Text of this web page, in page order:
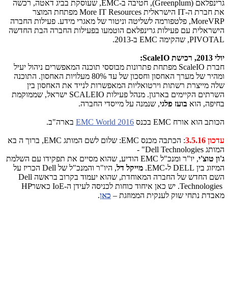
גרינפלאם (Greenplum), חטיבה ב-EMC, שעוסקת בביג דאטה, רכשה
את חברת ה-IT הישראלית More IT Resources מפתחת המוצר
MoreVRP, פלטפורמה לשליטה וניטור של מאגרי מידע. פעילות החברה
הישראלית עם פעילות גרינפלאם הוטמעו בפעילות החברה הבת החדשה
PIVOTAL, שהקימה EMC ב-2013.
יולי 2013, רכישת ScaleIO
:
חברת ScaleIO מפתחת פתרונות מבוססי תוכנה המאפשרים ניהול יעיל
ומהיר של מערך האחסון וחסכון של עד 80% מעלויות האחסון. התוכנה
שלה מייצרת רשתות וירטואליות המאפשרות לנייד את האחסון בין
השרתים הקיימים בארגון. מנהל פעילות SCALEIO ישראל, שממוקמת
בחיפה, הוא בועז פלגי, שנמנה על מייסדי החברה.
הכותב הוא אורח EMC בכנס EMC World 2016 בארה"ב.
עדכון 3.5.16 : הכתבה מכנס EMC: שלום לשם המותג EMC, ברוך ה בא
המותג Dell Technologies
" -
ג'ון טוצ'י, יו"ר ומנכ"ל EMC הודיע, שהוא מסיים את תפקידו עם השלמת
המיזוג בין DELL ל.EMC- מייקל דל, היו"ר והמנכ"ל של Dell הכריז על
השם החדש של החברה המאוחדת, שהוא יעמוד בקרוב בראשה Dell
Technologies. יש כאן איחוד כוחות לכניסה לעידן ה-IoE כאשרHP
מאבדת נתחי שוק לענקית הממוזגת – כאן.